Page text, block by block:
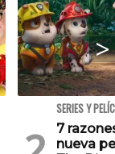
SERIES Y
7
nueva